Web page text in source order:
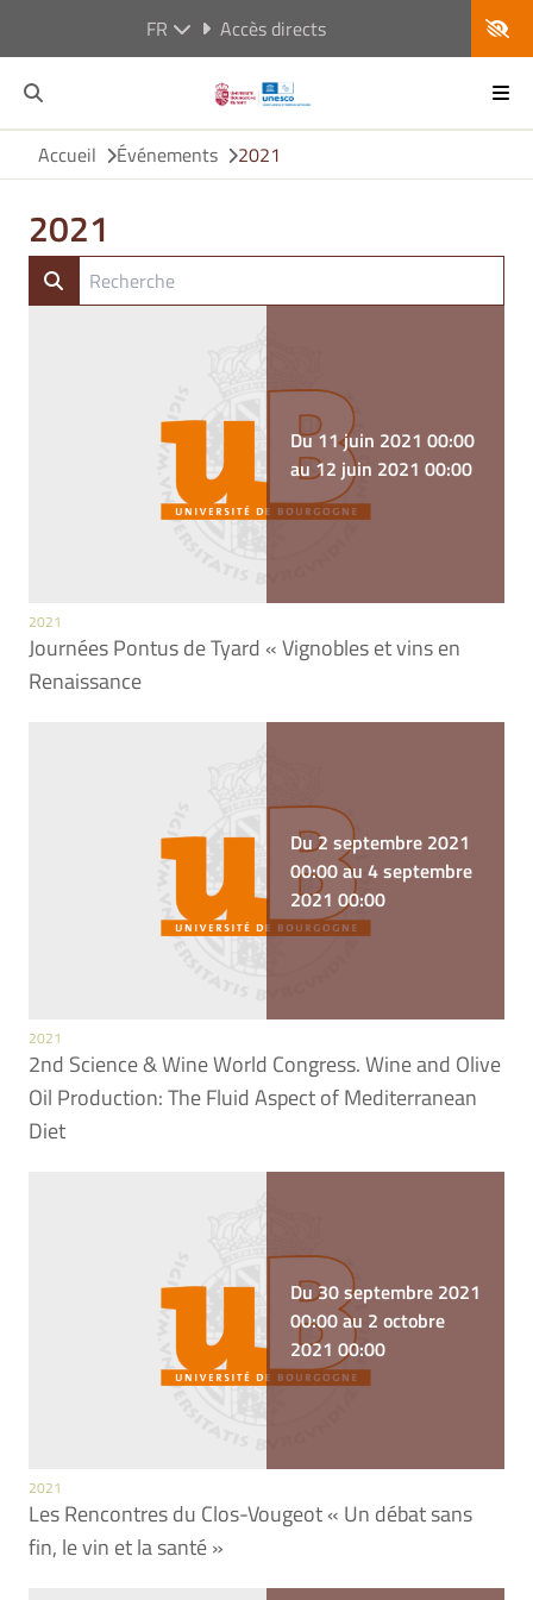
FR Accès directs
Accueil Événements 2021
2021
Du 11 juin 2021 00:00
au 12 juin 2021 00:00
2021
Journées Pontus de Tyard « Vignobles et vins en
Renaissance
Du 2 septembre 2021
00:00 au 4 septembre
2021 00:00
2021
2nd Science & Wine World Congress. Wine and Olive
Oil Production: The Fluid Aspect of Mediterranean
Diet
Du 30 septembre 2021
00:00 au 2 octobre
2021 00:00
2021
Les Rencontres du Clos-Vougeot « Un débat sans
fin, le vin et la santé »